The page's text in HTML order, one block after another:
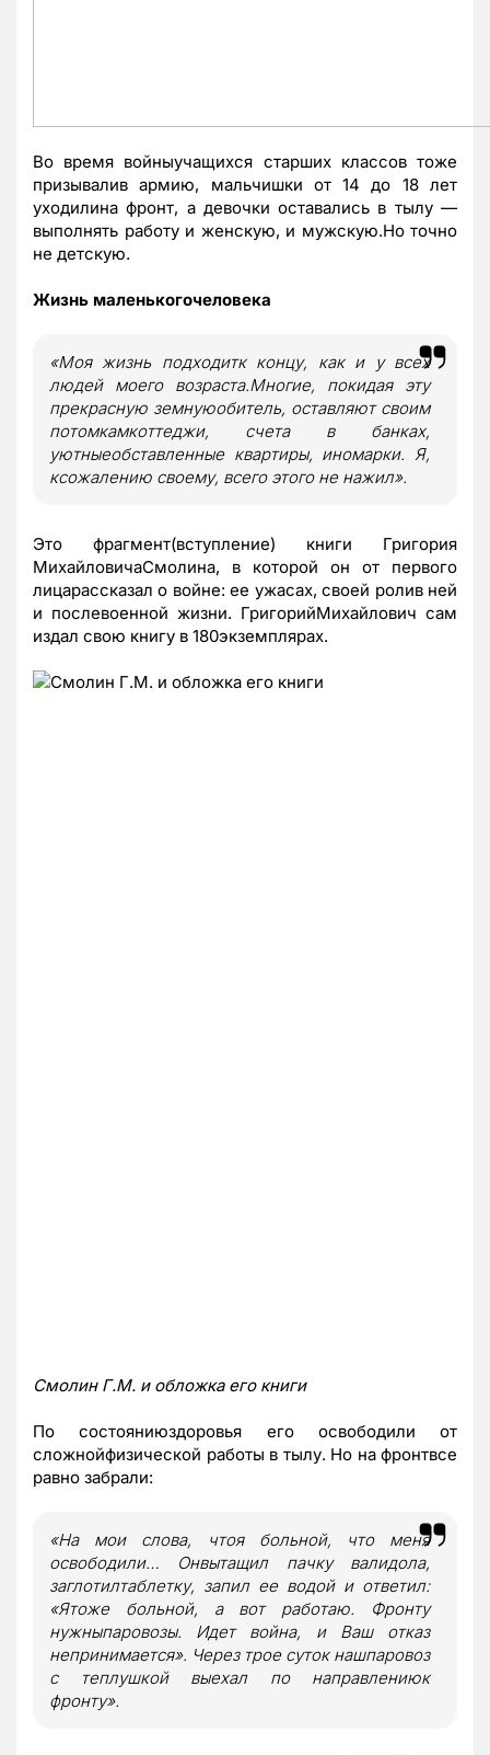
Во время войныучащихся старших классов тоже
призывалив армию, мальчишки от 14 до 18 лет
уходилина фронт, а девочки оставались в тылу —
выполнять работу и женскую, и мужскую.Но точно
не детскую.
Жизнь маленькогочеловека
«Моя жизнь подходитк концу, как и у всех
людей моего возраста.Многие, покидая эту
прекрасную земнуюобитель, оставляют своим
потомкамкоттеджи, счета в банках,
уютныеобставленные квартиры, иномарки. Я,
ксожалению своему, всего этого не нажил».
Это фрагмент(вступление) книги Григория
МихайловичаСмолина, в которой он от первого
лицарассказал о войне: ее ужасах, своей ролив ней
и послевоенной жизни. ГригорийМихайлович сам
издал свою книгу в 180экземплярах.
Смолин Г.М. и обложка его книги
По состояниюздоровья его освободили от
сложнойфизической работы в тылу. Но на фронтвсе
равно забрали:
«На мои слова, чтоя больной, что меня
освободили… Онвытащил пачку валидола,
заглотилтаблетку, запил ее водой и ответил:
«Ятоже больной, а вот работаю. Фронту
нужныпаровозы. Идет война, и Ваш отказ
непринимается». Через трое суток нашпаровоз
с теплушкой выехал по направлениюк
фронту».